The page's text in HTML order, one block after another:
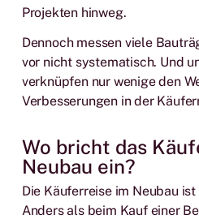
Projekten hinweg.
Dennoch messen viele
vor nicht systematisch. Und
verknüpfen nur wenige den
Verbesserungen in der
Wo bricht das
Neubau ein?
Die Käuferreise im Neubau
Anders als beim Kauf einer